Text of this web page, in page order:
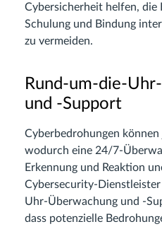
Cybersicherheit helfen, die
Schulung und Bindung
zu vermeiden.
Rund-um-die-
und -Support
Cyberbedrohungen
wodurch eine 24/7-
Erkennung und Reaktion
Cybersecurity-
Uhr-Überwachung und -
dass potenzielle